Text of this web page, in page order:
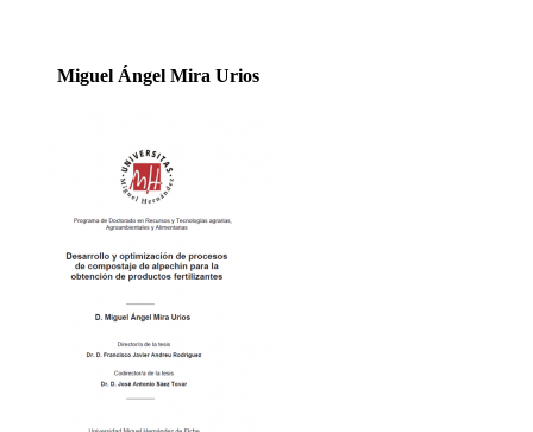
Miguel Ángel Mira Urios